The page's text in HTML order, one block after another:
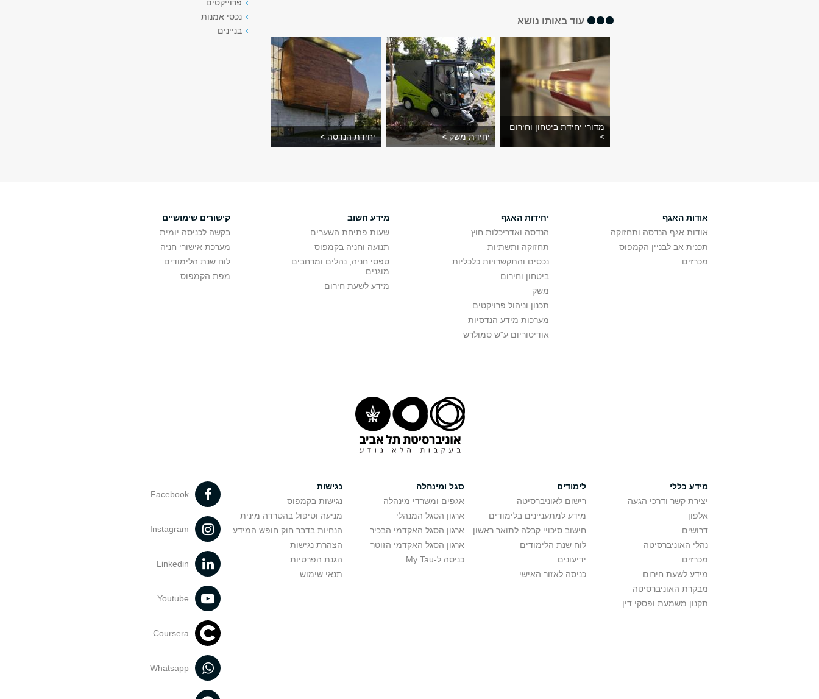
עוד באותו נושא
מדורי יחידת ביטחון וחירום
>
יחידת משק > יחידת הנדסה >
פרוייקטים
נכסי אמנות
בניינים
אודות האגף
אודות אגף הנדסה ותחזוקה
תכנית אב לבניין הקמפוס
מכרזים
יחידות האגף
הנדסה ואדריכלות חוץ
תחזוקה ותשתיות
נכסים והתקשרויות כלכליות
ביטחון וחירום
משק
תכנון וניהול פרויקטים
מערכות מידע הנדסיות
אודיטוריום ע"ש סמולרש
מידע חשוב
שעות פתיחת השערים
תנועה וחניה בקמפוס
טפסי חניה, נהלים ומרחבים
מוגנים
מידע לשעת חירום
קישורים שימושיים
בקשה לכניסה יומית
מערכת אישורי חניה
לוח שנת הלימודים
מפת הקמפוס
מידע כללי
יצירת קשר ודרכי הגעה
אלפון
דרושים
נהלי האוניברסיטה
מכרזים
מידע לשעת חירום
מבקרת האוניברסיטה
תקנון משמעת ופסקי דין
לימודים
רישום לאוניברסיטה
מידע למתעניינים בלימודים
חישוב סיכויי קבלה לתואר ראשון
לוח שנת הלימודים
ידיעונים
כניסה לאזור האישי
סגל ומינהלה
אגפים ומשרדי מינהלה
ארגון הסגל המנהלי
ארגון הסגל האקדמי הבכיר
ארגון הסגל האקדמי הזוטר
כניסה ל-My Tau
נגישות
נגישות בקמפוס
מניעה וטיפול בהטרדה מינית
הנחיות בדבר חוק חופש המידע
הצהרת נגישות
הגנת הפרטיות
תנאי שימוש
Facebook
Instagram
Linkedin
Youtube
Coursera
Whatsapp